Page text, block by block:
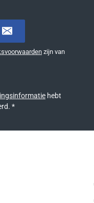
zijn van
hebt
*